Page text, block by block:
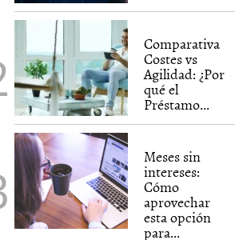
Comparativa
Costes vs
Agilidad: ¿Por
qué el
Préstamo...
Meses sin
intereses:
Cómo
aprovechar
esta opción
para...